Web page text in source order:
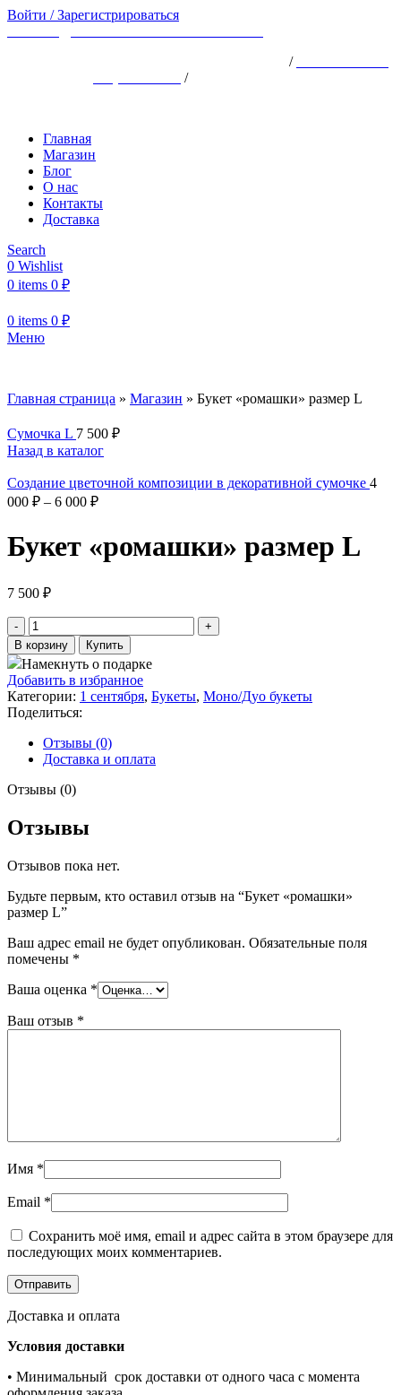
Войти / Зарегистрироваться
/
/
Главная
Магазин
Блог
О нас
Контакты
Доставка
Search
0 Wishlist
0 items 0 ₽
0 items 0 ₽
Меню
Главная страница » Магазин » Букет «ромашки» размер L
Сумочка L 7 500 ₽
Назад в каталог
Создание цветочной композиции в декоративной сумочке 4
000 ₽ – 6 000 ₽
Букет «ромашки» размер L
7 500 ₽
Количество
товара
Букет
«ромашки»
размер
L
В корзину Купить
Намекнуть о подарке
Добавить в избранное
Категории: 1 сентября, Букеты, Моно/Дуо букеты
Поделиться:
Отзывы (0)
Доставка и оплата
Отзывы (0)
Отзывы
Отзывов пока нет.
Будьте первым, кто оставил отзыв на “Букет «ромашки»
размер L”
Ваш адрес email не будет опубликован. Обязательные поля
помечены *
Ваша оценка *
Ваш отзыв *
Имя *
Email *
Сохранить моё имя, email и адрес сайта в этом браузере для
последующих моих комментариев.
Доставка и оплата
Условия доставки
• Минимальный срок доставки от одного часа с момента